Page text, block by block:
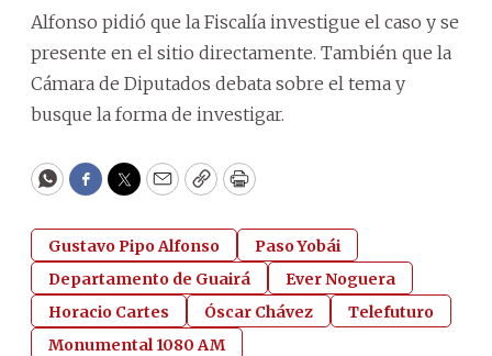
Alfonso pidió que la Fiscalía investigue el caso y se
presente en el sitio directamente. También que la
Cámara de Diputados debata sobre el tema y
busque la forma de investigar.
WhatsApp
Facebook
Twitter
EmailCopyPrint
Gustavo Pipo Alfonso
Paso Yobái
Departamento de Guairá
Ever Noguera
Horacio Cartes
Óscar Chávez
Telefuturo
Monumental 1080 AM